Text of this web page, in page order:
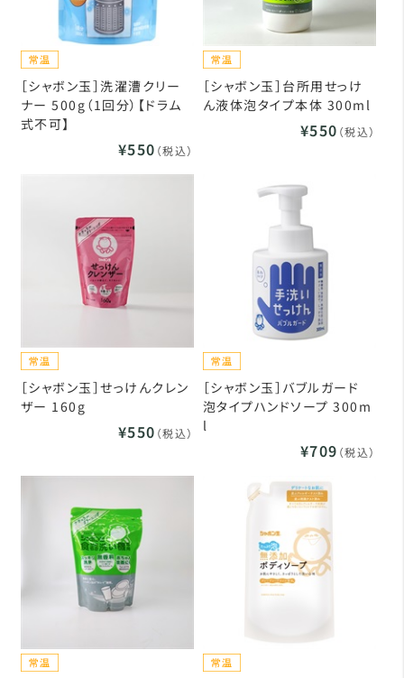
［シャボン玉］洗濯漕クリー
ナー 500g（1回分）【ドラム
式不可】
¥550 （税込）
［シャボン玉］台所用せっけ
ん液体泡タイプ本体 300ml
¥550 （税込）
［シャボン玉］せっけんクレン
ザー 160g
¥550 （税込）
［シャボン玉］バブルガード
泡タイプハンドソープ 300m
l
¥709 （税込）